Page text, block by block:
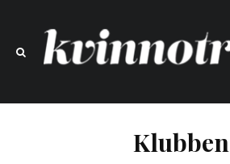
Klubben